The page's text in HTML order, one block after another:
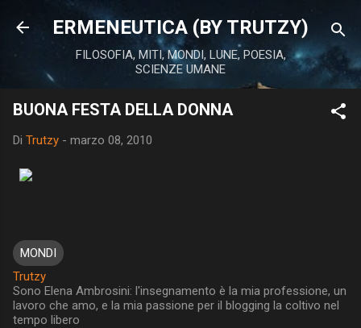
Passa ai contenuti principali
ERMENEUTICA (BY TRUTZY)
FILOSOFIA, MITI, MONDI, LUNE, POESIA,
SCIENZE UMANE
BUONA FESTA DELLA DONNA
Di Trutzy - marzo 08, 2010
MONDI
Trutzy
Sono Elena Ambrosini: l'insegnamento è la mia professione, un
lavoro che amo, e la mia passione per il blogging la coltivo nel
tempo libero